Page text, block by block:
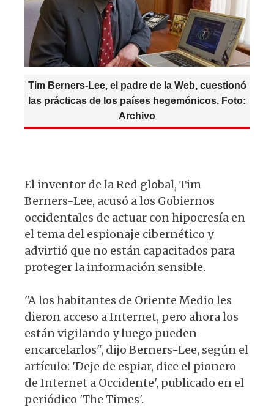
Tim Berners-Lee, el padre de la Web, cuestionó
las prácticas de los países hegemónicos. Foto:
Archivo
El inventor de la Red global, Tim
Berners-Lee, acusó a los Gobiernos
occidentales de actuar con hipocresía en
el tema del espionaje cibernético y
advirtió que no están capacitados para
proteger la información sensible.
"A los habitantes de Oriente Medio les
dieron acceso a Internet, pero ahora los
están vigilando y luego pueden
encarcelarlos", dijo Berners-Lee, según el
artículo: 'Deje de espiar, dice el pionero
de Internet a Occidente', publicado en el
periódico 'The Times'.